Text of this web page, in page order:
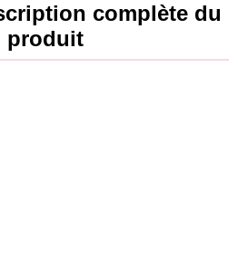
complète du
produit